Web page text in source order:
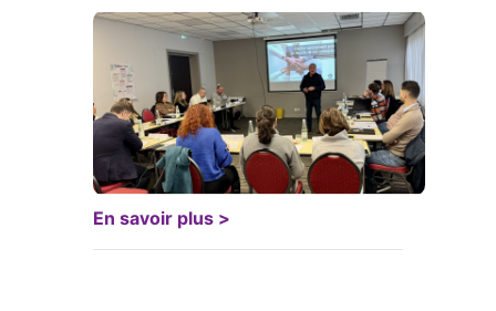
En savoir plus >